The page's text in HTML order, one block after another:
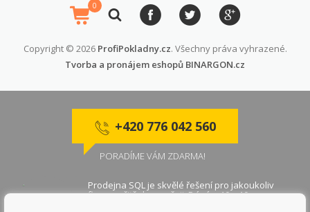
0
Copyright © 2026 ProfiPokladny.cz. Všechny práva vyhrazené.
Tvorba a pronájem eshopů BINARGON.cz
+420 776 042 560
PORADÍME VÁM ZDARMA!
Prodejna SQL je skvělé řešení pro jakoukoliv
firmu, určitě doporučuji. Dávám 10 z 10.